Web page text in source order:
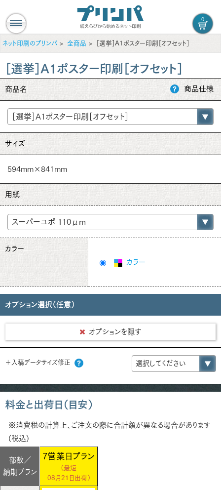
0
ネット印刷のプリンパ 全商品 ［選挙］A1ポスター印刷［オフセット］
［選挙］A1ポスター印刷［オフセット］
商品名 商品仕様
サイズ
594mm×841mm
用紙
カラー
カラー
オプション選択（任意）
オプションを隠す
＋入稿データサイズ修正
料金と出荷日（目安）
※消費税の計算上、ご注文の際に合計額が異なる場合があります
(税込)
部数／
納期プラン
7営業日プラン
（最短
08月21日出荷）